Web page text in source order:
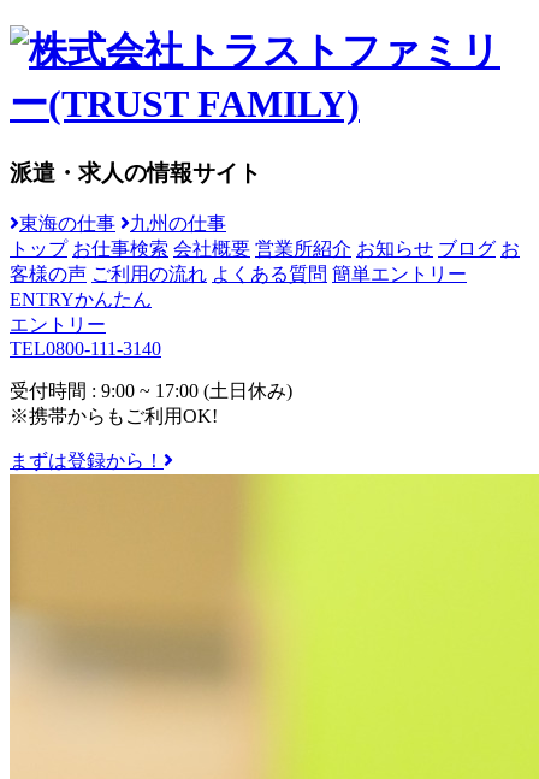
派遣・求人の情報サイト
東海の仕事
九州の仕事
トップ お仕事検索 会社概要 営業所紹介 お知らせ ブログ お
客様の声 ご利用の流れ よくある質問 簡単エントリー
ENTRYかんたん
エントリー
TEL0800-111-3140
受付時間 : 9:00 ~ 17:00 (土日休み)
※携帯からもご利用OK!
まずは登録から！